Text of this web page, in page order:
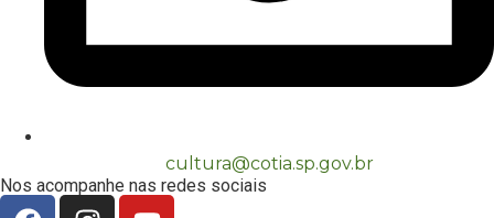
cultura@cotia.sp.gov.br
Nos acompanhe nas redes sociais